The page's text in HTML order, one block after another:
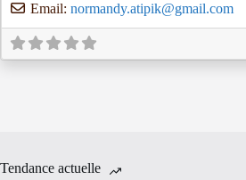
Email: normandy.atipik@gmail.com
Tendance actuelle